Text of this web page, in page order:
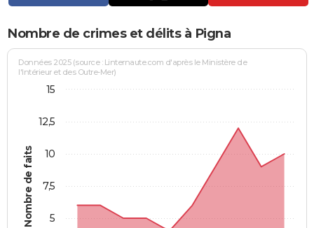
Bricolage
Lifestyle
Culture
Sport
Auto
Television
Voyage
Cinema
Nombre de crimes et délits à Pigna
Nombre de faits
Données 2025 (source : Linternaute.com d'après le Ministère de
l'Intérieur et des Outre-Mer)
5
7,5
10
12,5
15